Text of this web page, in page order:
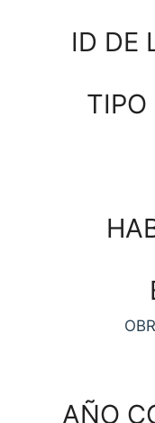
ID DE
TIPO
AÑO